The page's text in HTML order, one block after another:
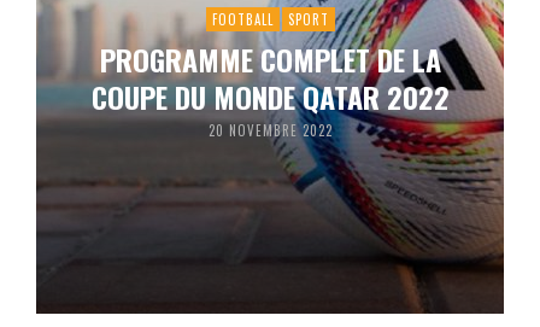
FOOTBALL SPORT
PROGRAMME COMPLET DE LA
COUPE DU MONDE QATAR 2022
20 NOVEMBRE 2022